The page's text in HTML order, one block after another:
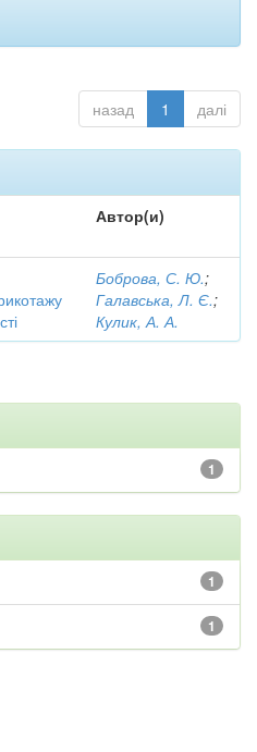
назад 1 далі
Автор(и)
Боброва, С. Ю.;
Галавська, Л. Є.;
Кулик, А. А.
1
1
1